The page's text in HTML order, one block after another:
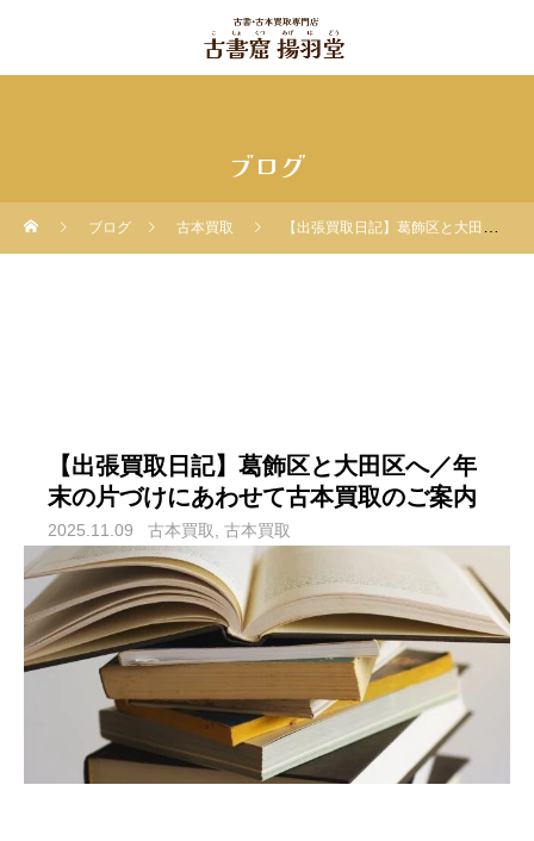
ブログ
ブログ 古本買取 【出張買取日記】葛飾区と大田区へ／年末の片づけにあわせて古本買取のご案内
【出張買取日記】葛飾区と大田区へ／年
末の片づけにあわせて古本買取のご案内
2025.11.09 古本買取 古本買取